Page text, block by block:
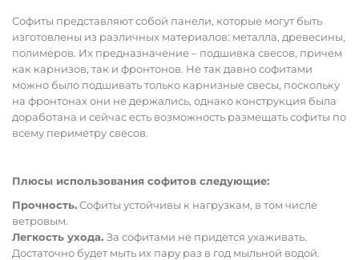
Софиты представляют собой панели, которые могут быть
изготовлены из различных материалов: металла, древесины,
полимеров. Их предназначение – подшивка свесов, причем
как карнизов, так и фронтонов. Не так давно софитами
можно было подшивать только карнизные свесы, поскольку
на фронтонах они не держались, однако конструкция была
доработана и сейчас есть возможность размещать софиты по
всему периметру свесов.
Плюсы использования софитов следующие:
Прочность.Софиты устойчивы к нагрузкам, в том числе
ветровым.
Легкость ухода. За софитами не придется ухаживать.
Достаточно будет мыть их пару раз в год мыльной водой.